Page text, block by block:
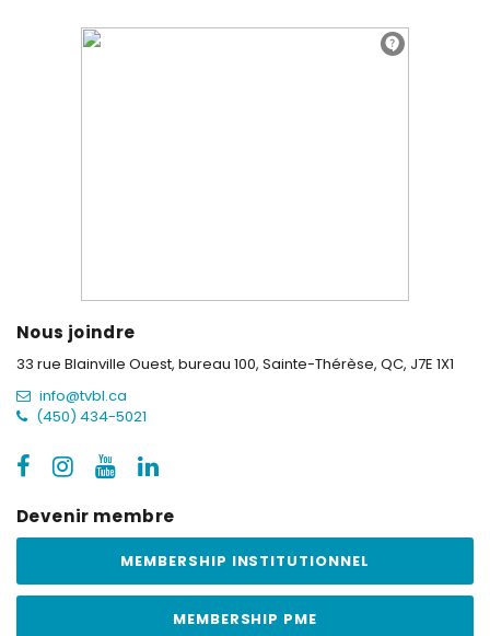
Nous joindre
33 rue Blainville Ouest, bureau 100, Sainte-Thérèse, QC, J7E 1X1
info@tvbl.ca
(450) 434-5021
Devenir membre
MEMBERSHIP INSTITUTIONNEL
MEMBERSHIP PME